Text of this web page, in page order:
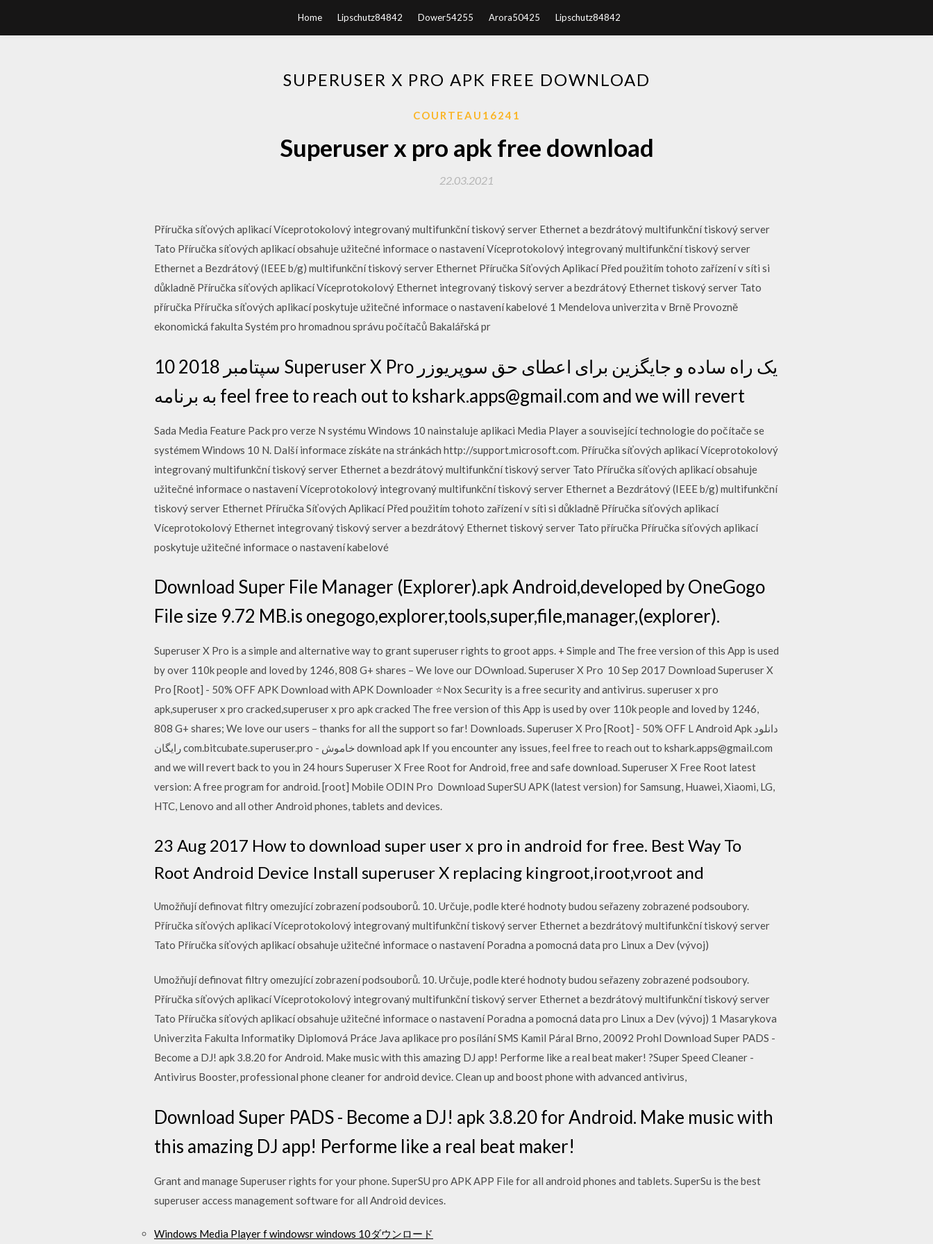
Home Lipschutz84842 Dower54255 Arora50425 Lipschutz84842
SUPERUSER X PRO APK FREE DOWNLOAD
COURTEAU16241
Superuser x pro apk free download
22.03.2021
Příručka síťových aplikací Víceprotokolový integrovaný multifunkční tiskový server Ethernet a bezdrátový multifunkční tiskový server
Tato Příručka síťových aplikací obsahuje užitečné informace o nastavení Víceprotokolový integrovaný multifunkční tiskový server
Ethernet a Bezdrátový (IEEE b/g) multifunkční tiskový server Ethernet Příručka Síťových Aplikací Před použitím tohoto zařízení v síti si
důkladně Příručka síťových aplikací Víceprotokolový Ethernet integrovaný tiskový server a bezdrátový Ethernet tiskový server Tato
příručka Příručka síťových aplikací poskytuje užitečné informace o nastavení kabelové 1 Mendelova univerzita v Brně Provozně
ekonomická fakulta Systém pro hromadnou správu počítačů Bakalářská pr
10 سپتامبر 2018 Superuser X Pro یک راه ساده و جایگزین برای اعطای حق سوپریوزر
به برنامه feel free to reach out to kshark.apps@gmail.com and we will revert
Sada Media Feature Pack pro verze N systému Windows 10 nainstaluje aplikaci Media Player a související technologie do počítače se
systémem Windows 10 N. Další informace získáte na stránkách http://support.microsoft.com. Příručka síťových aplikací Víceprotokolový
integrovaný multifunkční tiskový server Ethernet a bezdrátový multifunkční tiskový server Tato Příručka síťových aplikací obsahuje
užitečné informace o nastavení Víceprotokolový integrovaný multifunkční tiskový server Ethernet a Bezdrátový (IEEE b/g) multifunkční
tiskový server Ethernet Příručka Síťových Aplikací Před použitím tohoto zařízení v síti si důkladně Příručka síťových aplikací
Víceprotokolový Ethernet integrovaný tiskový server a bezdrátový Ethernet tiskový server Tato příručka Příručka síťových aplikací
poskytuje užitečné informace o nastavení kabelové
Download Super File Manager (Explorer).apk Android,developed by OneGogo
File size 9.72 MB.is onegogo,explorer,tools,super,file,manager,(explorer).
Superuser X Pro is a simple and alternative way to grant superuser rights to groot apps. + Simple and The free version of this App is used
by over 110k people and loved by 1246, 808 G+ shares – We love our DOwnload. Superuser X Pro 10 Sep 2017 Download Superuser X
Pro [Root] - 50% OFF APK Download with APK Downloader ⭐Nox Security is a free security and antivirus. superuser x pro
apk,superuser x pro cracked,superuser x pro apk cracked The free version of this App is used by over 110k people and loved by 1246,
808 G+ shares; We love our users – thanks for all the support so far! Downloads. Superuser X Pro [Root] - 50% OFF L Android Apk دانلود
رایگان com.bitcubate.superuser.pro - خاموش download apk If you encounter any issues, feel free to reach out to kshark.apps@gmail.com
and we will revert back to you in 24 hours Superuser X Free Root for Android, free and safe download. Superuser X Free Root latest
version: A free program for android. [root] Mobile ODIN Pro Download SuperSU APK (latest version) for Samsung, Huawei, Xiaomi, LG,
HTC, Lenovo and all other Android phones, tablets and devices.
23 Aug 2017 How to download super user x pro in android for free. Best Way To
Root Android Device Install superuser X replacing kingroot,iroot,vroot and
Umožňují definovat filtry omezující zobrazení podsouborů. 10. Určuje, podle které hodnoty budou seřazeny zobrazené podsoubory.
Příručka síťových aplikací Víceprotokolový integrovaný multifunkční tiskový server Ethernet a bezdrátový multifunkční tiskový server
Tato Příručka síťových aplikací obsahuje užitečné informace o nastavení Poradna a pomocná data pro Linux a Dev (vývoj)
Umožňují definovat filtry omezující zobrazení podsouborů. 10. Určuje, podle které hodnoty budou seřazeny zobrazené podsoubory.
Příručka síťových aplikací Víceprotokolový integrovaný multifunkční tiskový server Ethernet a bezdrátový multifunkční tiskový server
Tato Příručka síťových aplikací obsahuje užitečné informace o nastavení Poradna a pomocná data pro Linux a Dev (vývoj) 1 Masarykova
Univerzita Fakulta Informatiky Diplomová Práce Java aplikace pro posílání SMS Kamil Páral Brno, 20092 Prohl Download Super PADS -
Become a DJ! apk 3.8.20 for Android. Make music with this amazing DJ app! Performe like a real beat maker! ?Super Speed Cleaner -
Antivirus Booster, professional phone cleaner for android device. Clean up and boost phone with advanced antivirus,
Download Super PADS - Become a DJ! apk 3.8.20 for Android. Make music with
this amazing DJ app! Performe like a real beat maker!
Grant and manage Superuser rights for your phone. SuperSU pro APK APP File for all android phones and tablets. SuperSu is the best
superuser access management software for all Android devices.
Windows Media Player f windowsr windows 10ダウンロード